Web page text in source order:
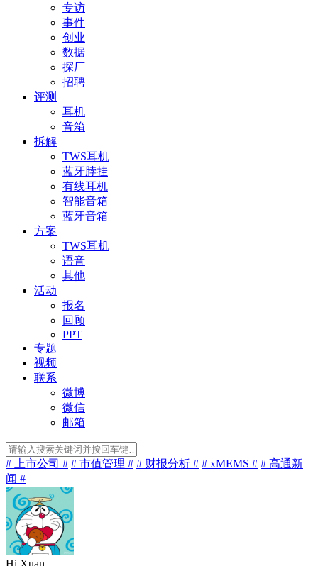
专访
事件
创业
数据
探厂
招聘
评测
耳机
音箱
拆解
TWS耳机
蓝牙脖挂
有线耳机
智能音箱
蓝牙音箱
方案
TWS耳机
语音
其他
活动
报名
回顾
PPT
专题
视频
联系
微博
微信
邮箱
# 上市公司 # # 市值管理 # # 财报分析 # # xMEMS # # 高通新
闻 #